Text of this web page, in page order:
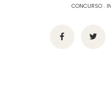
CONCURSO.